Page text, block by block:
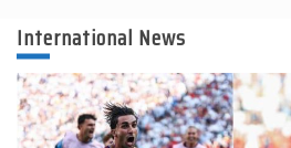
International News